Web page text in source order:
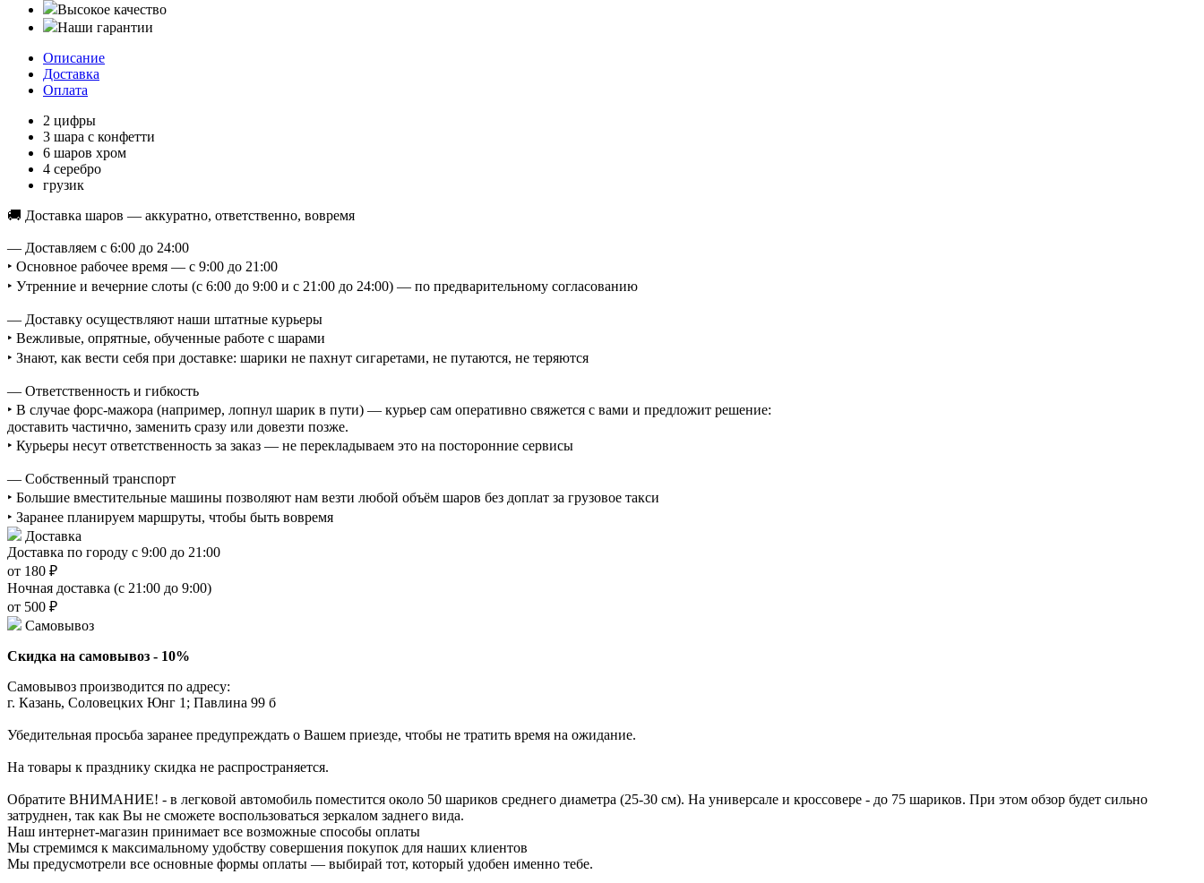
Высокое качество
Наши гарантии
Описание
Доставка
Оплата
2 цифры
3 шара с конфетти
6 шаров хром
4 серебро
грузик
🚚 Доставка шаров — аккуратно, ответственно, вовремя
— Доставляем с 6:00 до 24:00
‣ Основное рабочее время — с 9:00 до 21:00
‣ Утренние и вечерние слоты (с 6:00 до 9:00 и с 21:00 до 24:00) — по предварительному согласованию
— Доставку осуществляют наши штатные курьеры
‣ Вежливые, опрятные, обученные работе с шарами
‣ Знают, как вести себя при доставке: шарики не пахнут сигаретами, не путаются, не теряются
— Ответственность и гибкость
‣ В случае форс-мажора (например, лопнул шарик в пути) — курьер сам оперативно свяжется с вами и предложит решение:
доставить частично, заменить сразу или довезти позже.
‣ Курьеры несут ответственность за заказ — не перекладываем это на посторонние сервисы
— Собственный транспорт
‣ Большие вместительные машины позволяют нам везти любой объём шаров без доплат за грузовое такси
‣ Заранее планируем маршруты, чтобы быть вовремя
Доставка
Доставка по городу с 9:00 до 21:00
от 180 ₽
Ночная доставка (с 21:00 до 9:00)
от 500 ₽
Самовывоз
Скидка на самовывоз - 10%
Самовывоз производится по адресу:
г. Казань, Соловецких Юнг 1; Павлина 99 б
Убедительная просьба заранее предупреждать о Вашем приезде, чтобы не тратить время на ожидание.
На товары к празднику скидка не распространяется.
Обратите ВНИМАНИЕ! - в легковой автомобиль поместится около 50 шариков среднего диаметра (25-30 см). На универсале и кроссовере - до 75 шариков. При этом обзор будет сильно
затруднен, так как Вы не сможете воспользоваться зеркалом заднего вида.
Наш интернет-магазин принимает все возможные способы оплаты
Мы стремимся к максимальному удобству совершения покупок для наших клиентов
Мы предусмотрели все основные формы оплаты — выбирай тот, который удобен именно тебе.